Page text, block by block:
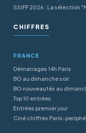
SSIFF 2026 : La sélection
CHIFFRES
FRANCE
Démarrages 14h Paris
BO au dimanche soir
BO nouveautés au
Top 10 entrées
Entrées premier jour
Ciné chiffres Paris-